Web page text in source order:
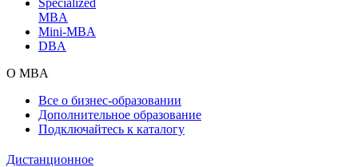
MBA
Mini-MBA
DBA
О MBA
Все о бизнес-образовании
Дополнительное образование
Подключайтесь к каталогу
Дистанционное